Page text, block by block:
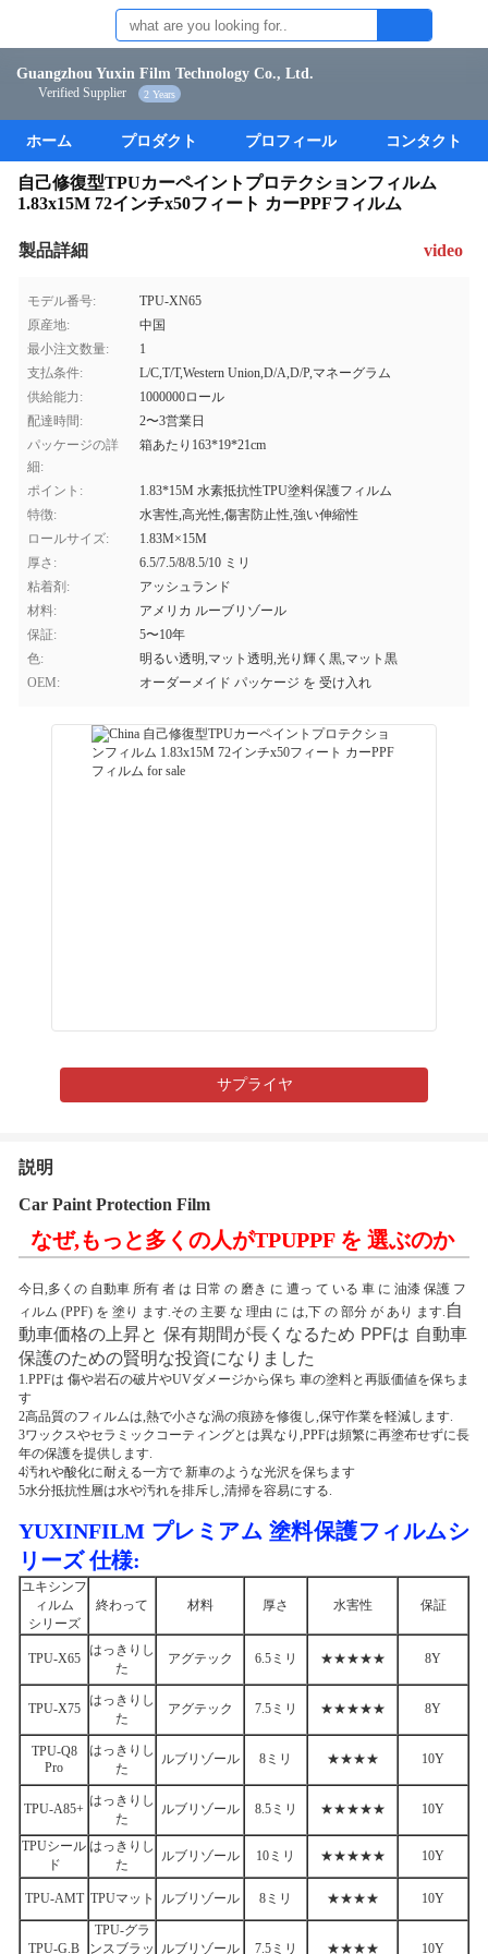
Guangzhou Yuxin Film Technology Co., Ltd.
Verified Supplier 2 Years
ホーム プロダクト プロフィール コンタクト
自己修復型TPUカーペイントプロテクションフィルム
1.83x15M 72インチx50フィート カーPPFフィルム
製品詳細 video
モデル番号:
TPU-XN65
原産地:
中国
最小注文数量:
1
支払条件:
L/C,T/T,Western Union,D/A,D/P,マネーグラム
供給能力:
1000000ロール
配達時間:
2〜3営業日
パッケージの詳
細:
箱あたり163*19*21cm
ポイント:
1.83*15M 水素抵抗性TPU塗料保護フィルム
特徴:
水害性,高光性,傷害防止性,強い伸縮性
ロールサイズ:
1.83M×15M
厚さ:
6.5/7.5/8/8.5/10 ミリ
粘着剤:
アッシュランド
材料:
アメリカ ルーブリゾール
保証:
5〜10年
色:
明るい透明,マット透明,光り輝く黒,マット黒
OEM:
オーダーメイド パッケージ を 受け入れ
サプライヤ
説明
Car Paint Protection Film
なぜ,もっと多くの人がTPUPPF を 選ぶのか
今日,多くの 自動車 所有 者 は 日常 の 磨き に 遭っ て いる 車 に 油漆 保護 フ
ィルム (PPF) を 塗り ます.その 主要 な 理由 に は,下 の 部分 が あり ます. 自
動車価格の上昇と 保有期間が長くなるため PPFは 自動車
保護のための賢明な投資になりました
1.PPFは 傷や岩石の破片やUVダメージから保ち 車の塗料と再販価値を保ちま
す
2高品質のフィルムは,熱で小さな渦の痕跡を修復し,保守作業を軽減します.
3ワックスやセラミックコーティングとは異なり,PPFは頻繁に再塗布せずに長
年の保護を提供します.
4汚れや酸化に耐える一方で 新車のような光沢を保ちます
5水分抵抗性層は水や汚れを排斥し,清掃を容易にする.
YUXINFILM プレミアム 塗料保護フィルムシ
リーズ 仕様:
ユキシンフ
ィルム
シリーズ
終わって 材料 厚さ 水害性 保証
TPU-X65
はっきりし
た
アグテック 6.5ミリ ★★★★★ 8Y
TPU-X75
はっきりし
た
アグテック 7.5ミリ ★★★★★ 8Y
TPU-Q8
Pro
はっきりし
た
ルブリゾール 8ミリ ★★★★ 10Y
TPU-A85+
はっきりし
た
ルブリゾール 8.5ミリ ★★★★★ 10Y
TPUシール
ド
はっきりし
た
ルブリゾール 10ミリ ★★★★★ 10Y
TPU-AMT TPUマット ルブリゾール 8ミリ ★★★★ 10Y
TPU-G.B
TPU-グラ
ンスブラッ
ルブリゾール 7.5ミリ ★★★★ 10Y